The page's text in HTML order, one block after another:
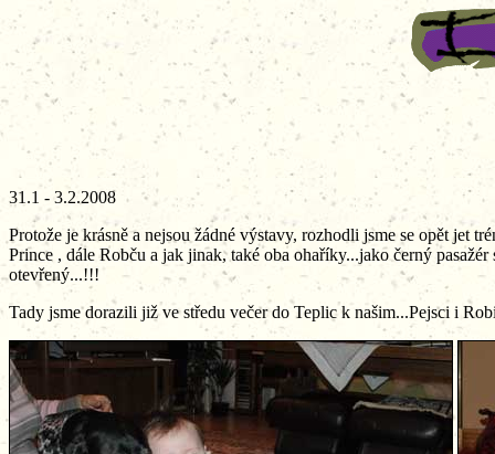
31.1 - 3.2.2008
Protože je krásně a nejsou žádné výstavy, rozhodli jsme se opět jet
Prince , dále Robču a jak jinak, také oba ohaříky...jako černý
otevřený...!!!
Tady jsme dorazili již ve středu večer do Teplic k našim...Pejsci i